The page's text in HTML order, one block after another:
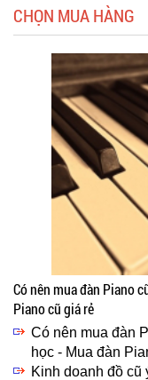
CHỌN MUA HÀNG
Có nên mua đàn Piano
Piano cũ giá rẻ
Có nên mua đàn
học - Mua đàn
Kinh doanh đồ cũ